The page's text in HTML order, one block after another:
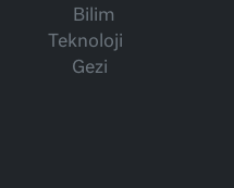
Bilim
Teknoloji
Gezi